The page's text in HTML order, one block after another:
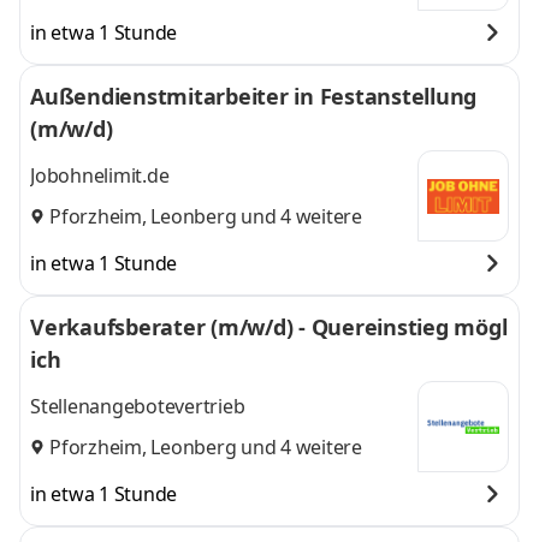
in etwa 1 Stunde
Außendienstmitarbeiter in Festanstellung
(m/w/d)
Jobohnelimit.de
Pforzheim, Leonberg und 4 weitere
in etwa 1 Stunde
Verkaufsberater (m/w/d) - Quereinstieg mögl
ich
Stellenangebotevertrieb
Pforzheim, Leonberg und 4 weitere
in etwa 1 Stunde